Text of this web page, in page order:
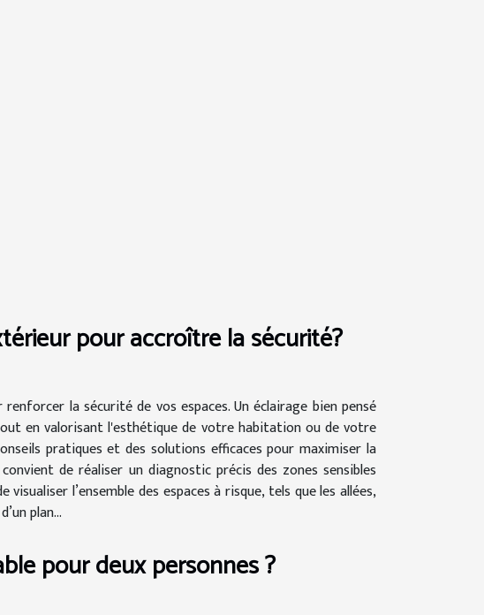
pour accroître la sécurité?
la sécurité de vos espaces. Un éclairage bien pensé
en valorisant l'esthétique de votre habitation ou de votre
pratiques et des solutions efficaces pour maximiser la
de réaliser un diagnostic précis des zones sensibles
l’ensemble des espaces à risque, tels que les allées,
plan...
pour deux personnes ?